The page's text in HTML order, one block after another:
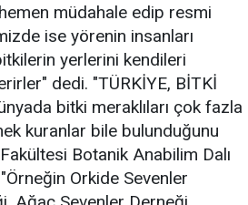
müdahale edip resmi
ise yörenin insanları
yerlerini kendileri
dedi. "TÜRKİYE, BİTKİ
bitki meraklıları çok fazla
kuranlar bile bulunduğunu
Botanik Anabilim Dalı
Orkide Sevenler